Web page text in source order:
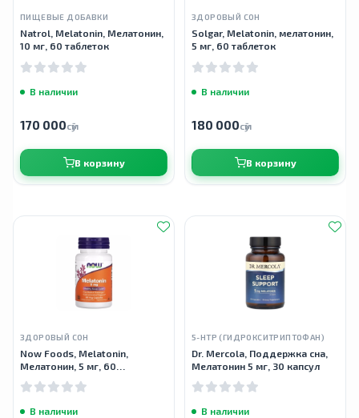
ПИЩЕВЫЕ ДОБАВКИ
Natrol, Melatonin, Мелатонин,
10 мг, 60 таблеток
В наличии
170 000сӯм
В корзину
ЗДОРОВЫЙ СОН
Solgar, Melatonin, мелатонин,
5 мг, 60 таблеток
В наличии
180 000сӯм
В корзину
ЗДОРОВЫЙ СОН
Now Foods, Melatonin,
Мелатонин, 5 мг, 60
В наличии
5-HTP (ГИДРОКСИТРИПТОФАН)
Dr. Mercola, Поддержка сна,
Мелатонин 5 мг, 30 капсул
В наличии